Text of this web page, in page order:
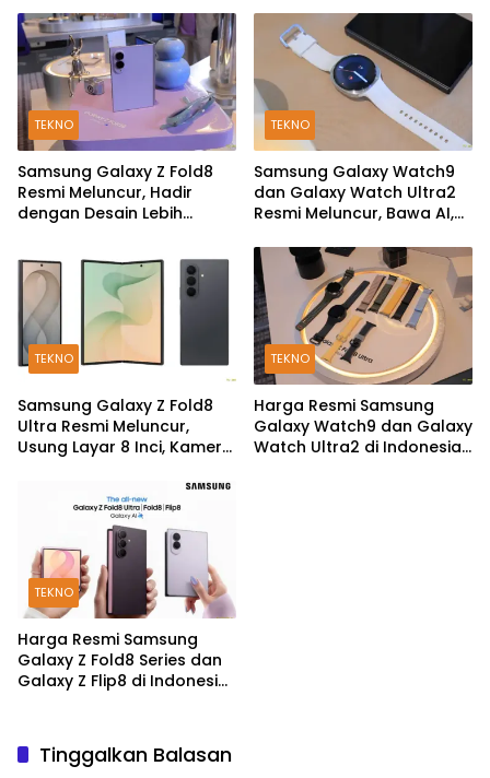
TEKNO
Samsung Galaxy Z Fold8
Resmi Meluncur, Hadir
dengan Desain Lebih
TEKNO
Samsung Galaxy Watch9
dan Galaxy Watch Ultra2
Resmi Meluncur, Bawa AI,
dan Fitur Kesehatan Baru
TEKNO
Samsung Galaxy Z Fold8
Ultra Resmi Meluncur,
Usung Layar 8 Inci, Kamera
TEKNO
Harga Resmi Samsung
Galaxy Watch9 dan Galaxy
Watch Ultra2 di Indonesia,
TEKNO
Harga Resmi Samsung
Galaxy Z Fold8 Series dan
Galaxy Z Flip8 di Indonesia,
Tinggalkan Balasan